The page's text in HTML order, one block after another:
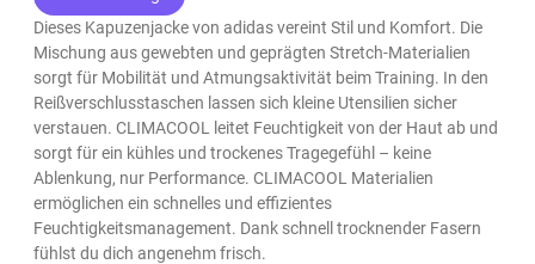
Dieses Kapuzenjacke von adidas vereint Stil und Komfort. Die
Mischung aus gewebten und geprägten Stretch-Materialien
sorgt für Mobilität und Atmungsaktivität beim Training. In den
Reißverschlusstaschen lassen sich kleine Utensilien sicher
verstauen. CLIMACOOL leitet Feuchtigkeit von der Haut ab und
sorgt für ein kühles und trockenes Tragegefühl – keine
Ablenkung, nur Performance. CLIMACOOL Materialien
ermöglichen ein schnelles und effizientes
Feuchtigkeitsmanagement. Dank schnell trocknender Fasern
fühlst du dich angenehm frisch.